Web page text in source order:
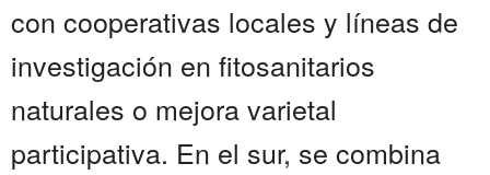
con cooperativas locales y líneas de
investigación en fitosanitarios
naturales o mejora varietal
participativa. En el sur, se combina